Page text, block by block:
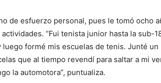
de esfuerzo personal, pues le tomó ocho
“Fui tenista junior hasta la sub-
formé mis escuelas de tenis. Junté
que al tiempo revendí para saltar a mi
la automotora”, puntualiza.